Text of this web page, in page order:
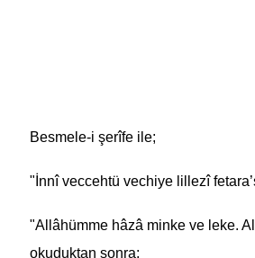
Besmele-i şerîfe ile;
"İnnî veccehtü vechiye lillezî
"Allâhümme hâzâ minke ve leke.
okuduktan sonra;